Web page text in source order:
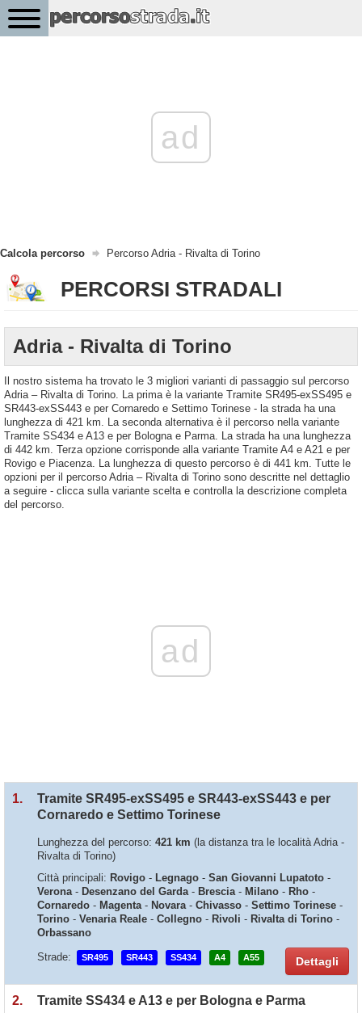
ad
Calcola percorso Percorso Adria - Rivalta di Torino
PERCORSI STRADALI
Adria - Rivalta di Torino
Il nostro sistema ha trovato le 3 migliori varianti di passaggio sul percorso
Adria – Rivalta di Torino. La prima è la variante Tramite SR495-exSS495 e
SR443-exSS443 e per Cornaredo e Settimo Torinese - la strada ha una
lunghezza di 421 km. La seconda alternativa è il percorso nella variante
Tramite SS434 e A13 e per Bologna e Parma. La strada ha una lunghezza
di 442 km. Terza opzione corrisponde alla variante Tramite A4 e A21 e per
Rovigo e Piacenza. La lunghezza di questo percorso è di 441 km. Tutte le
opzioni per il percorso Adria – Rivalta di Torino sono descritte nel dettaglio
a seguire - clicca sulla variante scelta e controlla la descrizione completa
del percorso.
ad
1.
Tramite SR495-exSS495 e SR443-exSS443 e per
Cornaredo e Settimo Torinese
Lunghezza del percorso: 421 km (la distanza tra le località Adria -
Rivalta di Torino)
Città principali: Rovigo - Legnago - San Giovanni Lupatoto -
Verona- Desenzano del Garda- Brescia- Milano - Rho -
Cornaredo - Magenta- Novara- Chivasso - Settimo Torinese -
Torino - Venaria Reale - Collegno - Rivoli - Rivalta di Torino -
Orbassano
Strade:
SR495 SR443 SS434 A4 A55 Dettagli
2. Tramite SS434 e A13 e per Bologna e Parma